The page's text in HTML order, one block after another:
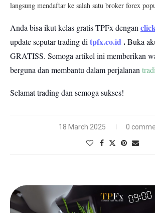
langsung mendaftar ke salah satu broker forex
Anda bisa ikut kelas gratis TPFx dengan
update seputar trading di tpfx.co.id.Buka
GRATISS. Semoga artikel ini memberikan
berguna dan membantu dalam perjalanan
Selamat trading dan semoga sukses!
18 March 2025 0